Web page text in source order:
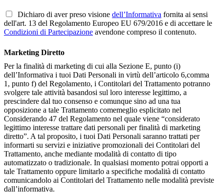
Dichiaro di aver preso visione dell’Informativa fornita ai sensi
dell'art. 13 del Regolamento Europeo EU 679/2016 e di accettare le
Condizioni di Partecipazione avendone compreso il contenuto.
Marketing Diretto
Per la finalità di marketing di cui alla Sezione E, punto (i)
dell’Informativa i tuoi Dati Personali in virtù dell’articolo 6,comma
1, punto f) del Regolamento, i Contitolari del Trattamento potranno
svolgere tale attività basandosi sul loro interesse legittimo, a
prescindere dal tuo consenso e comunque sino ad una tua
opposizione a tale Trattamento comemeglio esplicitato nel
Considerando 47 del Regolamento nel quale viene “considerato
legittimo interesse trattare dati personali per finalità di marketing
diretto”. A tal proposito, i tuoi Dati Personali saranno trattati per
informarti su servizi e iniziative promozionali dei Contitolari del
Trattamento, anche mediante modalità di contatto di tipo
automatizzato o tradizionale. In qualsiasi momento potrai opporti a
tale Trattamento oppure limitarlo a specifiche modalità di contatto
comunicandolo ai Contitolari del Trattamento nelle modalità previste
dall’informativa.